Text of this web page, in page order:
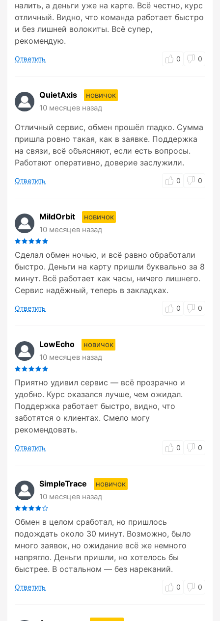
налить, а деньги уже на карте. Всё честно, курс
отличный. Видно, что команда работает быстро
и без лишней волокиты. Всё супер,
рекомендую.
Ответить 0 0
QuietAxis
новичок
10 месяцев назад
Отличный сервис, обмен прошёл гладко. Сумма
пришла ровно такая, как в заявке. Поддержка
на связи, всё объясняют, если есть вопросы.
Работают оперативно, доверие заслужили.
Ответить 0 0
MildOrbit
новичок
10 месяцев назад
Сделал обмен ночью, и всё равно обработали
быстро. Деньги на карту пришли буквально за 8
минут. Всё работает как часы, ничего лишнего.
Сервис надёжный, теперь в закладках.
Ответить 0 0
LowEcho
новичок
10 месяцев назад
Приятно удивил сервис — всё прозрачно и
удобно. Курс оказался лучше, чем ожидал.
Поддержка работает быстро, видно, что
заботятся о клиентах. Смело могу
рекомендовать.
Ответить 0 0
SimpleTrace
новичок
10 месяцев назад
Обмен в целом сработал, но пришлось
подождать около 30 минут. Возможно, было
много заявок, но ожидание всё же немного
напрягло. Деньги пришли, но хотелось бы
быстрее. В остальном — без нареканий.
Ответить 0 0